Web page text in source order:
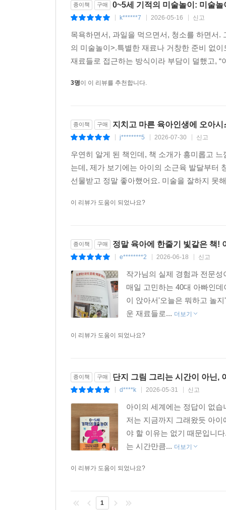
종이책 구매 0~5세 기적의 미술놀이: 미술
k******7 2026-05-16 신고
목욕하면서, 과일을 먹으면서, 청소를 하면서
의 미술놀이>.특별한 재료나 거창한 준비 없
재료들로 접근하는 방식이라 부담이 덜했고,
3명이 이 리뷰를 추천합니다.
종이책 구매 지치고 마른 육아인생에 오아시
j********5 2026-07-30 신고
우연히 알게 된 책인데, 책 소개가 흥미롭고
는데, 제가 보기에는 아이의 소근육 발달부터
선물받고 정말 좋아했어요. 미술을 잘하지 못
이 리뷰가 도움이 되었나요?
종이책 구매 정말 육아에 한줄기 빛같은 책!
e********2 2026-06-18 신고
작가님의 실제 경험과 전문
매일 고민하는 40대 아빠인
이 앉아서'오늘은 뭐하고 놀
운 재료들로... 더보기
이 리뷰가 도움이 되었나요?
종이책 구매 단지 그림 그리는 시간이 아닌,
d****k 2026-05-31 신고
아이의 세계에는 정답이 없
저는 지금까지 그래왔듯 아이
야 할 이유는 없기 때문입니
는 시간만큼... 더보기
이 리뷰가 도움이 되었나요?
1